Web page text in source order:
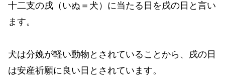
十二支の戌（いぬ＝犬）に当たる日を戌の日と言い
ます。
犬は分娩が軽い動物とされていることから、戌の日
は安産祈願に良い日とされています。